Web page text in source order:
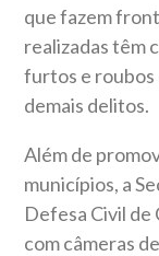
que fazem
realizadas têm
furtos e roubos
demais delitos.
Além de
municípios, a
Defesa Civil de
com câmeras